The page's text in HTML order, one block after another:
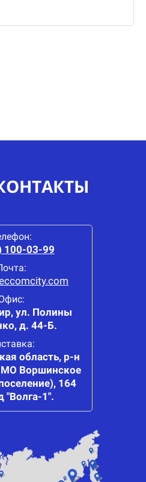
100-03-99
ул. Полины
д. 44-Б.
область, р-н
МО Воршинское
164
"Волга-1".